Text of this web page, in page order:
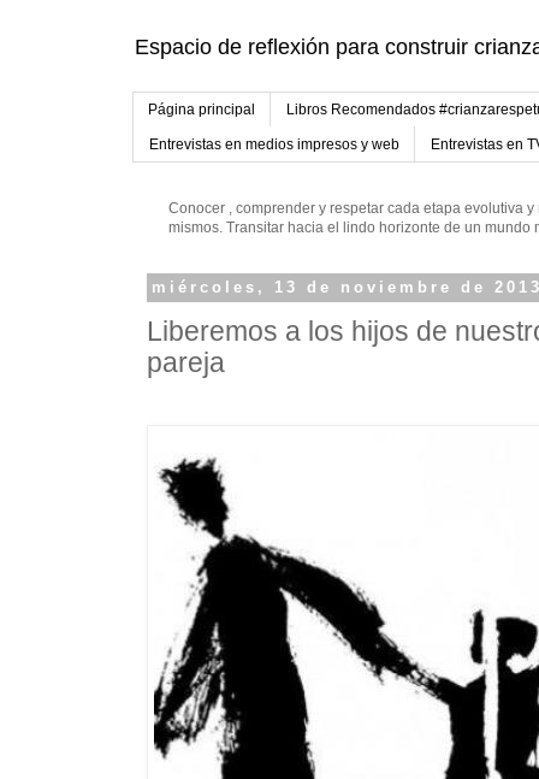
Espacio de reflexión para construir
Página principal Libros Recomendados
Entrevistas en medios impresos y web Entrevistas en
Conocer , comprender y respetar cada etapa evolutiva
mismos. Transitar hacia el lindo horizonte de un mundo
miércoles, 13 de noviembre de
Liberemos a los hijos de
pareja